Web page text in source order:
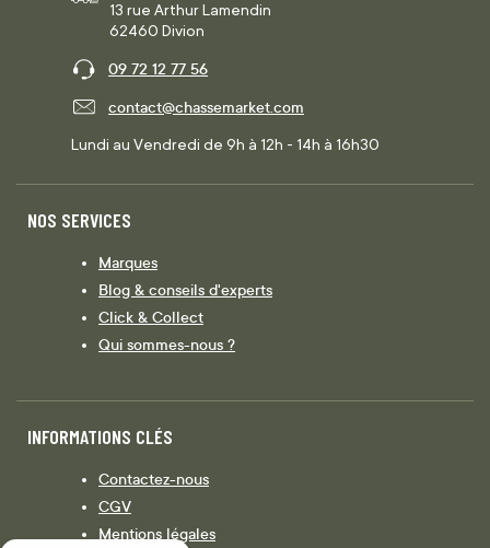
13 rue Arthur Lamendin
62460 Divion
09 72 12 77 56
contact@chassemarket.com
Lundi au Vendredi de 9h à 12h - 14h à 16h30
NOS SERVICES
Marques
Blog & conseils d'experts
Click & Collect
Qui sommes-nous ?
INFORMATIONS CLÉS
Contactez-nous
CGV
Mentions légales